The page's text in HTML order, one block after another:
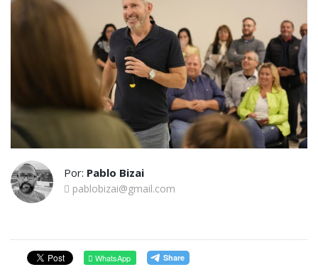
Por: Pablo Bizai
pablobizai@gmail.com
WhatsApp